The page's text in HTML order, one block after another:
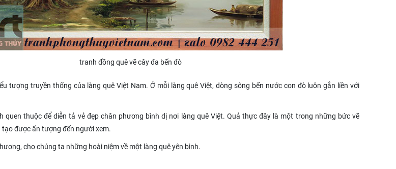
tranh đồng quê vẽ cây đa bến đò
tượng truyền thống của làng quê Việt Nam. Ở mỗi làng quê Việt, dòng sông bến nước con đò luôn gắn liền với
quen thuộc để diễn tả vẻ đẹp chân phương bình dị nơi làng quê Việt. Quả thực đây là một trong những bức vẽ
được ấn tượng đến người xem.
cho chúng ta những hoài niệm về một làng quê yên bình.